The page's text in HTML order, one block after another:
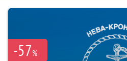
-57%